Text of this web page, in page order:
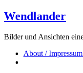
Skip
to
Wendlander
Bilder und Ansichten
About /